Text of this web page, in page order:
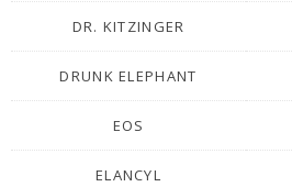
DR. KITZINGER
DRUNK ELEPHANT
EOS
ELANCYL